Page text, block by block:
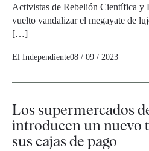
Activistas de Rebelión Científica y
vuelto vandalizar el megayate de
[…]
El Independiente08 / 09 / 2023
Los supermercados
introducen un nuevo
sus cajas de pago